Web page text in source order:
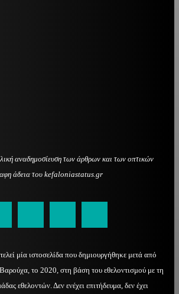
αναδημοσίευση των άρθρων και των οπτικών
άδεια του kefaloniastatus.gr
μία ιστοσελίδα που δημιουργήθηκε μετά από
το 2020, στη βάση του εθελοντισμού με τη
εθελοντών. Δεν ενέχει επιτήδευμα, δεν έχει